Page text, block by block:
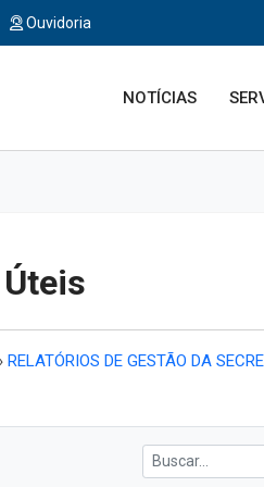
Ouvidoria
NOTÍCIAS
RELATÓRIOS DE GESTÃO DA